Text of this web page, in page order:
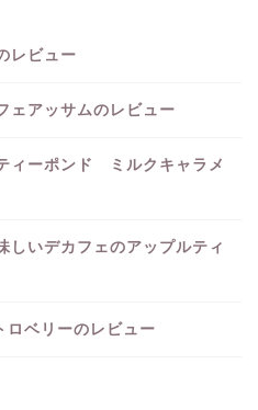
レビュー
ェアッサムのレビュー
ィーポンド ミルクキャラメ
しいデカフェのアップルティ
ロベリーのレビュー